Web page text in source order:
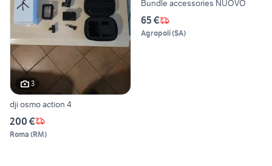
3
dji osmo action 4
200 €
Roma (RM)
Bundle accessories NUOVO
65 €
Agropoli(SA)